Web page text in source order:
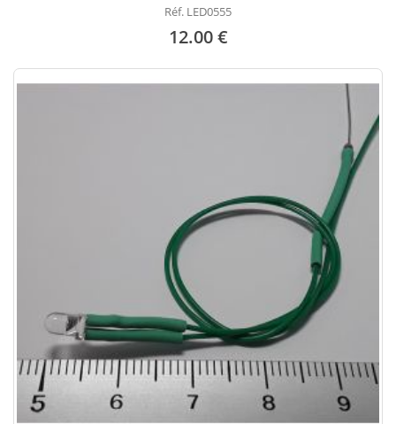
Réf. LED0555
12.00 €